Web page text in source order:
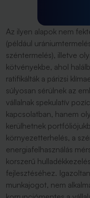
Az ilyen alapok nem
(például
széntermelés), illetve
kötvényekbe, ahol
ratifikálták a párizsi
súlyosan sérülnek az
vállalnak spekulatív
kapcsolatban, hanem
kerülhetnek
környezetterhelés, a
energiafelhasználás
korszerű
fejlesztéséhez.
munkajogot, nem